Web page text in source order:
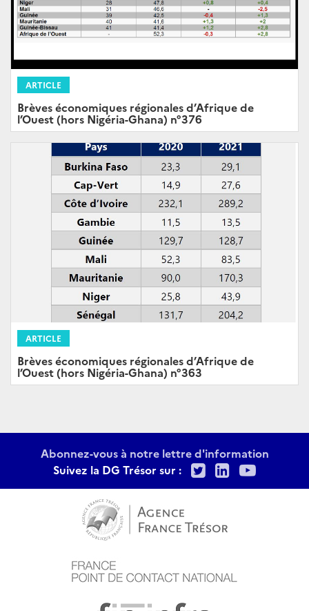
ARTICLE
Brèves économiques régionales d’Afrique de
l’Ouest (hors Nigéria-Ghana) n°376
ARTICLE
Brèves économiques régionales d’Afrique de
l’Ouest (hors Nigéria-Ghana) n°363
Abonnez-vous à notre lettre d'information
Suivez la DG Trésor sur :
TwitterLinkedIn